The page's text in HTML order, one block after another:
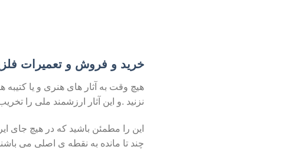
خرید و فروش و تعمیرات
هیچ وقت به آثار های هنری و یا
نزنید .و این آثار ارزشمند ملی را
این را مطمئن باشید که در هیچ جای
چند تا مانده به نقطه ی اصلی می